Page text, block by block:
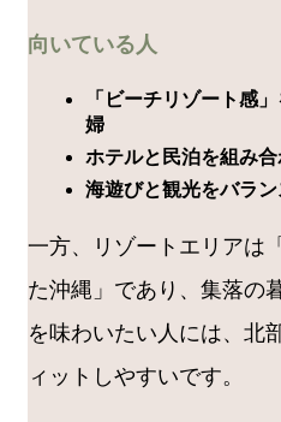
向いている人
「ビーチリゾート感
婦
ホテルと民泊を組み
海遊びと観光をバラ
一方、リゾートエリアは
た沖縄」であり、集落の
を味わいたい人には、北
ィットしやすいです。